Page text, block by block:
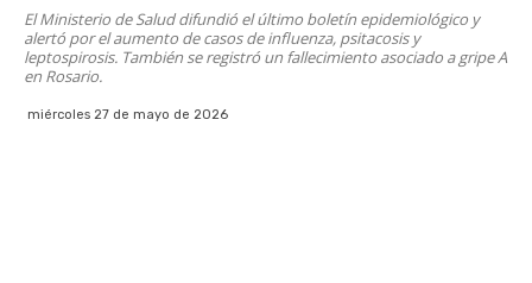
El Ministerio de Salud difundió el último boletín epidemiológico y
alertó por el aumento de casos de influenza, psitacosis y
leptospirosis. También se registró un fallecimiento asociado a gripe A
en Rosario.
miércoles 27 de mayo de 2026